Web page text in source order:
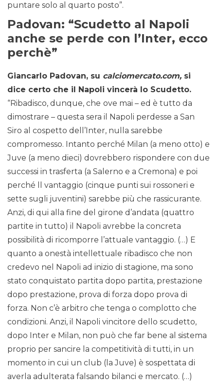
puntare solo al quarto posto”.
Padovan: “Scudetto al Napoli
anche se perde con l’Inter, ecco
perchè”
Giancarlo Padovan, su calciomercato.com, si
dice certo che il Napoli vincerà lo Scudetto.
“Ribadisco, dunque, che ove mai – ed è tutto da
dimostrare – questa sera il Napoli perdesse a San
Siro al cospetto dell’Inter, nulla sarebbe
compromesso. Intanto perché Milan (a meno otto) e
Juve (a meno dieci) dovrebbero rispondere con due
successi in trasferta (a Salerno e a Cremona) e poi
perché ll vantaggio (cinque punti sui rossoneri e
sette sugli juventini) sarebbe più che rassicurante.
Anzi, di qui alla fine del girone d’andata (quattro
partite in tutto) il Napoli avrebbe la concreta
possibilità di ricomporre l’attuale vantaggio. (…) E
quanto a onestà intellettuale ribadisco che non
credevo nel Napoli ad inizio di stagione, ma sono
stato conquistato partita dopo partita, prestazione
dopo prestazione, prova di forza dopo prova di
forza. Non c’è arbitro che tenga o complotto che
condizioni. Anzi, il Napoli vincitore dello scudetto,
dopo Inter e Milan, non può che far bene al sistema
proprio per sancire la competitività di tutti, in un
momento in cui un club (la Juve) è sospettata di
averla adulterata falsando bilanci e mercato. (…)